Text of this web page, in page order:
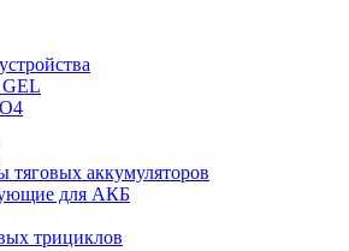
тяговых аккумуляторов
для АКБ
трициклов